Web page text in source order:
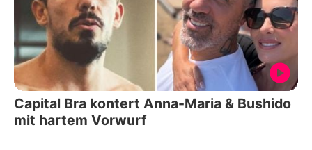
Capital Bra kontert Anna-Maria & Bushido
mit hartem Vorwurf